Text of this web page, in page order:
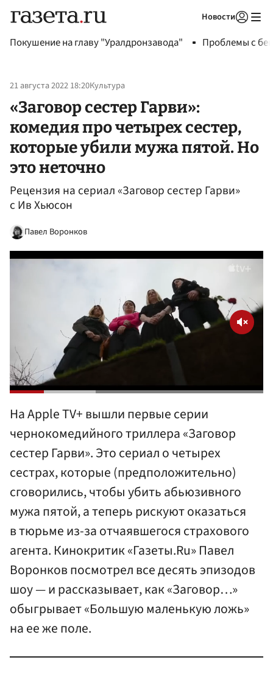
Новости
Покушение на главу "Уралдронзавода" Проблемы с
21 августа 2022 18:20Культура
«Заговор сестер Гарви»:
комедия про четырех сестер,
которые убили мужа пятой. Но
это неточно
Рецензия на сериал «Заговор сестер Гарви»
с Ив Хьюсон
Павел Воронков
На Apple TV+ вышли первые серии
чернокомедийного триллера «Заговор
сестер Гарви». Это сериал о четырех
сестрах, которые (предположительно)
сговорились, чтобы убить абьюзивного
мужа пятой, а теперь рискуют оказаться
в тюрьме из-за отчаявшегося страхового
агента. Кинокритик «Газеты.Ru» Павел
Воронков посмотрел все десять эпизодов
шоу — и рассказывает, как «Заговор…»
обыгрывает «Большую маленькую ложь»
на ее же поле.